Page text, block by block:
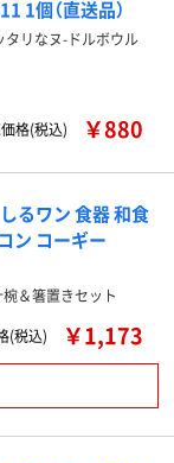
1個（直送品）
リなヌ-ドルボウル
格(税込)
￥880
るワン 食器 和食
ン コーギー
＆箸置きセット
(税込)
￥1,173